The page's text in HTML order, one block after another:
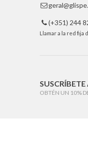

 (+351) 244
Llamar a la red fija
OBTÉN UN 10%